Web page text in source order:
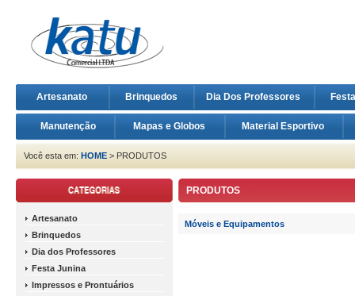
Artesanato Brinquedos Dia Dos Professores
Manutenção Mapas e Globos Material Esportivo
Você esta em: HOME > PRODUTOS
Artesanato
Brinquedos
Dia dos Professores
Festa Junina
Impressos e Prontuários
PRODUTOS
Móveis e Equipamentos